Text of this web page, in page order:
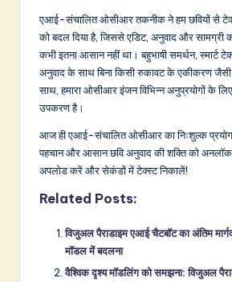
एआई-संचालित ओसीआर तकनीक ने हम छवियों से
को बदल दिया है, जिससे एडिट, अनुवाद और सामग्री
कभी इतना आसान नहीं था। बहुभाषी समर्थन, स्मार्ट
अनुवाद के साथ बिना किसी रुकावट के एकीकरण
साथ, हमारा ओसीआर इंजन विभिन्न अनुप्रयोगों के
उपकरण है।
आज ही एआई-संचालित ओसीआर का निःशुल्क
पहचान और आसान छवि अनुवाद की शक्ति को
अपलोड करें और सेकंडों में टेक्स्ट निकालें!
Related Posts:
विजुअल पैराडाइम एआई चैटबॉट का अंतिम
मॉडल में बदलना
वैश्विक दृश्य मॉडलिंग को समझना: विजुअल